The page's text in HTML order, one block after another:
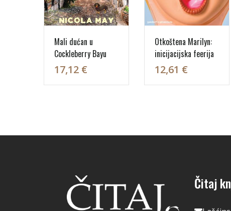
Mali dućan u
Cockleberry Bayu
17,12 €
Otkoštena Marilyn:
inicijacijska feerija
12,61 €
Čitaj